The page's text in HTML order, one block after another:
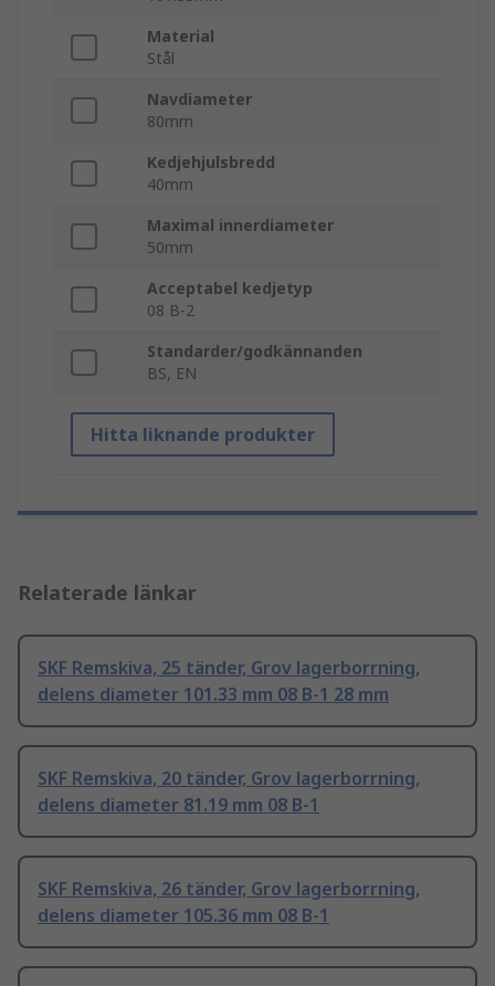
Material
Stål
Navdiameter
80mm
Kedjehjulsbredd
40mm
Maximal innerdiameter
50mm
Acceptabel kedjetyp
08 B-2
Standarder/godkännanden
BS, EN
Hitta liknande produkter
Relaterade länkar
SKF Remskiva, 25 tänder, Grov lagerborrning,
delens diameter 101.33 mm 08 B-1 28 mm
SKF Remskiva, 20 tänder, Grov lagerborrning,
delens diameter 81.19 mm 08 B-1
SKF Remskiva, 26 tänder, Grov lagerborrning,
delens diameter 105.36 mm 08 B-1